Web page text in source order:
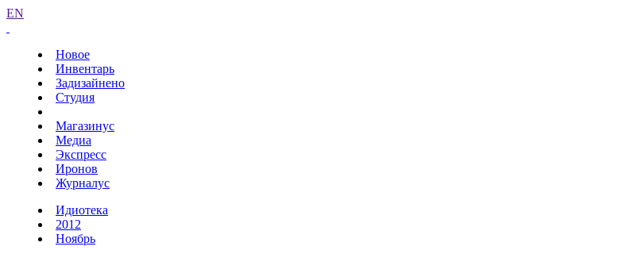
EN
Новое
Инвентарь
Задизайнено
Студия
Магазинус
Медиа
Экспресс
Иронов
Журналус
Идиотека
2012
Ноябрь